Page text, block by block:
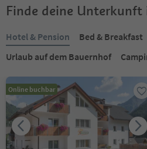
Finde deine Unterkunft
Hotel & Pension
Bed & Breakfast
Urlaub auf dem Bauernhof
Online buchbar